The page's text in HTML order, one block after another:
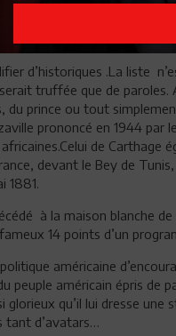
d’historiques .La liste
truffée que de paroles.
du prince ou tout
prononcé en 1944 par
de Carthage
devant le Bey de
1881.
à la maison blanche de
14 points d’un
américaine
peuple américain épris
qu’il lui dresse
tant d’avatars…